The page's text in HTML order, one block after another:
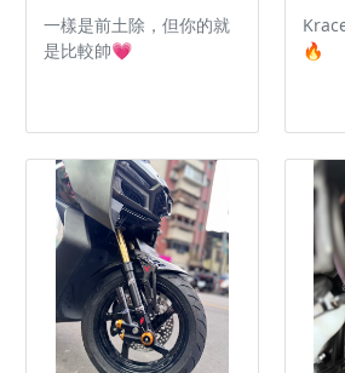
一樣是前土除，但你的就
是比較帥💗
🔥